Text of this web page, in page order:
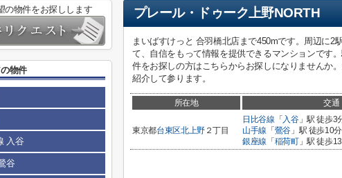
プレール・ドゥーク上野NORTH
まいばすけっと 合羽橋北店まで450mです。周辺に
て、自信をもって情報を提供できるマンションです
件をお探しの方はこちらからお探しになりませんか
紹介して参ります。
所在地 交通
東京都台東区北上野２丁目
日比谷線 「 入谷」駅 徒歩3
山手線 「 鶯谷」駅 徒歩10分
銀座線 「 稲荷町」駅 徒歩
の物件をお探しします
物件
入谷
谷